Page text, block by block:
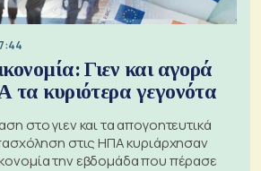
Γιεν και αγορά
τα κυριότερα γεγονότα
στο γιεν και τα απογοητευτικά
στις ΗΠΑ κυριάρχησαν
την εβδομάδα που πέρασε